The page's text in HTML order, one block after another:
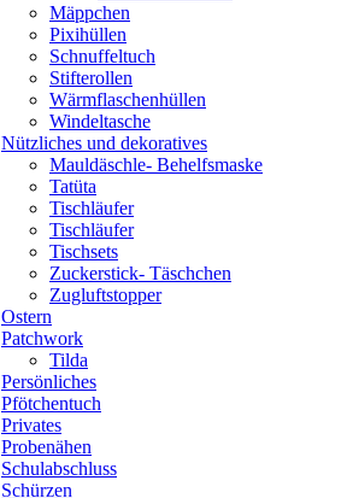
Mäppchen
Pixihüllen
Schnuffeltuch
Stifterollen
Wärmflaschenhüllen
Windeltasche
Nützliches und dekoratives
Mauldäschle- Behelfsmaske
Tatüta
Tischläufer
Tischläufer
Tischsets
Zuckerstick- Täschchen
Zugluftstopper
Ostern
Patchwork
Tilda
Persönliches
Pfötchentuch
Privates
Probenähen
Schulabschluss
Schürzen